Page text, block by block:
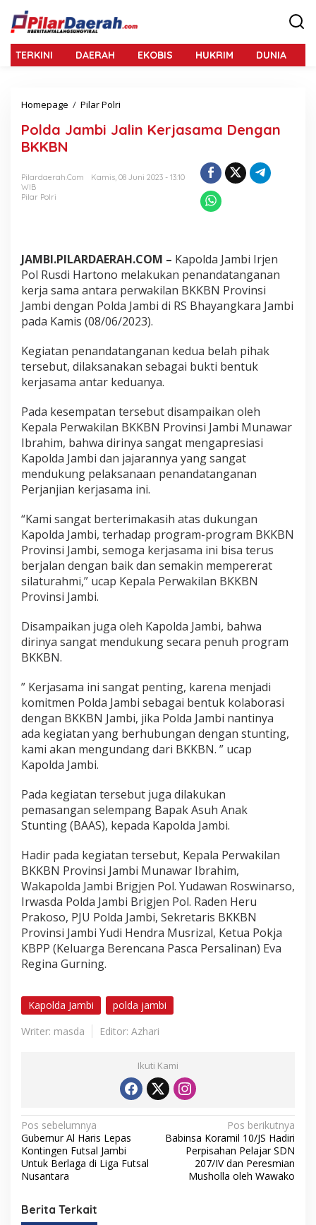
TERKINI DAERAH EKOBIS HUKRIM DUNIA
Homepage / Pilar Polri
l
a
l
n
K
e
r
s
a
m
D
e
n
g
a
n
B
B
N
Polda Jambi Jalin Kerjasama Dengan
BKKBN
Pilardaerah.com
Kamis, 08 Juni 2023 - 13:10
WIB
Pilar Polri
JAMBI.PILARDAERAH.COM – Kapolda Jambi Irjen
Pol Rusdi Hartono melakukan penandatanganan
kerja sama antara perwakilan BKKBN Provinsi
Jambi dengan Polda Jambi di RS Bhayangkara Jambi
pada Kamis (08/06/2023).
Kegiatan penandatanganan kedua belah pihak
tersebut, dilaksanakan sebagai bukti bentuk
kerjasama antar keduanya.
Pada kesempatan tersebut disampaikan oleh
Kepala Perwakilan BKKBN Provinsi Jambi Munawar
Ibrahim, bahwa dirinya sangat mengapresiasi
Kapolda Jambi dan jajarannya yang sangat
mendukung pelaksanaan penandatanganan
Perjanjian kerjasama ini.
“Kami sangat berterimakasih atas dukungan
Kapolda Jambi, terhadap program-program BKKBN
Provinsi Jambi, semoga kerjasama ini bisa terus
berjalan dengan baik dan semakin mempererat
silaturahmi,” ucap Kepala Perwakilan BKKBN
Provinsi Jambi.
Disampaikan juga oleh Kapolda Jambi, bahwa
dirinya sangat mendukung secara penuh program
BKKBN.
” Kerjasama ini sangat penting, karena menjadi
komitmen Polda Jambi sebagai bentuk kolaborasi
dengan BKKBN Jambi, jika Polda Jambi nantinya
ada kegiatan yang berhubungan dengan stunting,
kami akan mengundang dari BKKBN. ” ucap
Kapolda Jambi.
Pada kegiatan tersebut juga dilakukan
pemasangan selempang Bapak Asuh Anak
Stunting (BAAS), kepada Kapolda Jambi.
Hadir pada kegiatan tersebut, Kepala Perwakilan
BKKBN Provinsi Jambi Munawar Ibrahim,
Wakapolda Jambi Brigjen Pol. Yudawan Roswinarso,
Irwasda Polda Jambi Brigjen Pol. Raden Heru
Prakoso, PJU Polda Jambi, Sekretaris BKKBN
Provinsi Jambi Yudi Hendra Musrizal, Ketua Pokja
KBPP (Keluarga Berencana Pasca Persalinan) Eva
Regina Gurning.
Kapolda Jambi
polda jambi
Writer: masda
Editor: Azhari
Ikuti Kami
N
a
v
i
g
Pos sebelumnya
Gubernur Al Haris Lepas
Kontingen Futsal Jambi
Untuk Berlaga di Liga Futsal
Nusantara
Pos berikutnya
Babinsa Koramil 10/JS Hadiri
Perpisahan Pelajar SDN
207/IV dan Peresmian
Musholla oleh Wawako
Berita Terkait